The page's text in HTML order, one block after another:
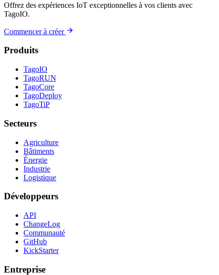
Offrez des expériences IoT exceptionnelles à vos clients avec
TagoIO.
Commencer à créer
Produits
TagoIO
TagoRUN
TagoCore
TagoDeploy
TagoTiP
Secteurs
Agriculture
Bâtiments
Énergie
Industrie
Logistique
Développeurs
API
ChangeLog
Communauté
GitHub
KickStarter
Entreprise